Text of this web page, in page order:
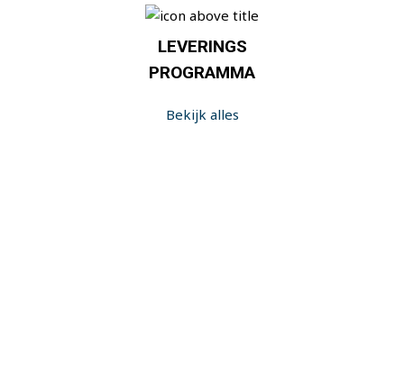
LEVERINGS
PROGRAMMA
Bekijk alles